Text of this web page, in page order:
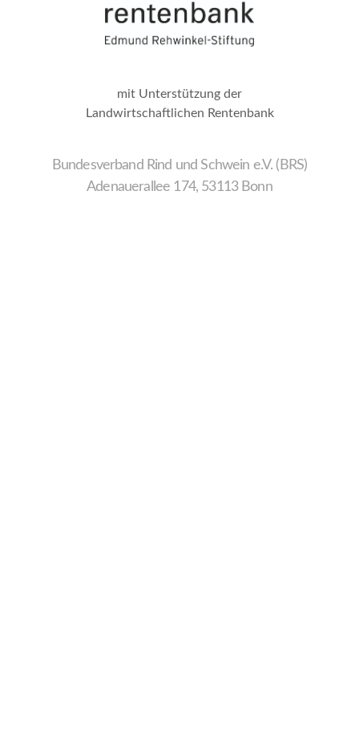
mit Unterstützung der
Landwirtschaftlichen Rentenbank
Bundesverband Rind und Schwein e.V. (BRS)
Adenauerallee 174, 53113 Bonn